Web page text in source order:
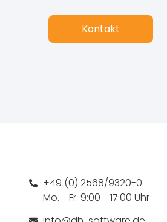
Kontakt
+49 (0) 2568/9320-0
Mo. - Fr. 9:00 - 17:00 Uhr